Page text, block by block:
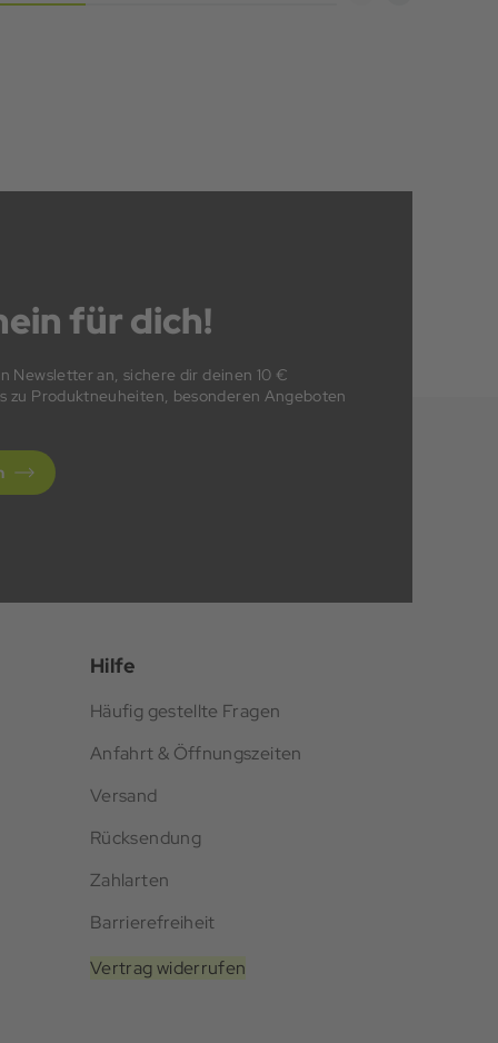
für dich!
Newsletter an, sichere dir deinen 10 €
zu Produktneuheiten, besonderen Angeboten
Hilfe
Häufig gestellte Fragen
Anfahrt & Öffnungszeiten
Versand
Rücksendung
Zahlarten
Barrierefreiheit
Vertrag widerrufen